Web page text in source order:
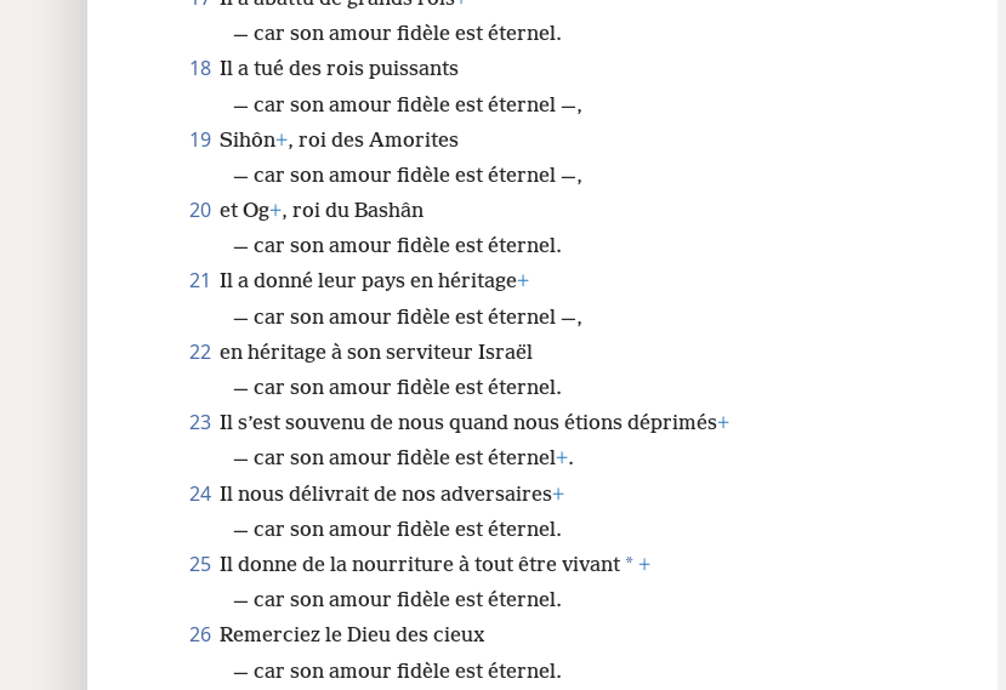
— car son amour fidèle est éternel.
18 Il a tué des rois puissants
— car son amour fidèle est éternel —,
19 Sihôn+, roi des Amorites
— car son amour fidèle est éternel —,
20 et Og+, roi du Bashân
— car son amour fidèle est éternel.
21 Il a donné leur pays en héritage+
— car son amour fidèle est éternel —,
22 en héritage à son serviteur Israël
— car son amour fidèle est éternel.
23 Il s’est souvenu de nous quand nous étions déprimés+
— car son amour fidèle est éternel+.
24 Il nous délivrait de nos adversaires+
— car son amour fidèle est éternel.
25 Il donne de la nourriture à tout être vivant * +
— car son amour fidèle est éternel.
26 Remerciez le Dieu des cieux
— car son amour fidèle est éternel.